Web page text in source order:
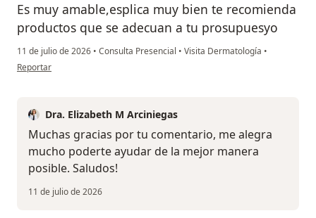
Es muy amable,esplica muy bien te recomienda
productos que se adecuan a tu prosupuesyo
11 de julio de 2026 • Consulta Presencial • Visita Dermatología •
en opinión del usuario Yenni tovar
Reportar
Dra. Elizabeth M Arciniegas
Muchas gracias por tu comentario, me alegra
mucho poderte ayudar de la mejor manera
posible. Saludos!
11 de julio de 2026